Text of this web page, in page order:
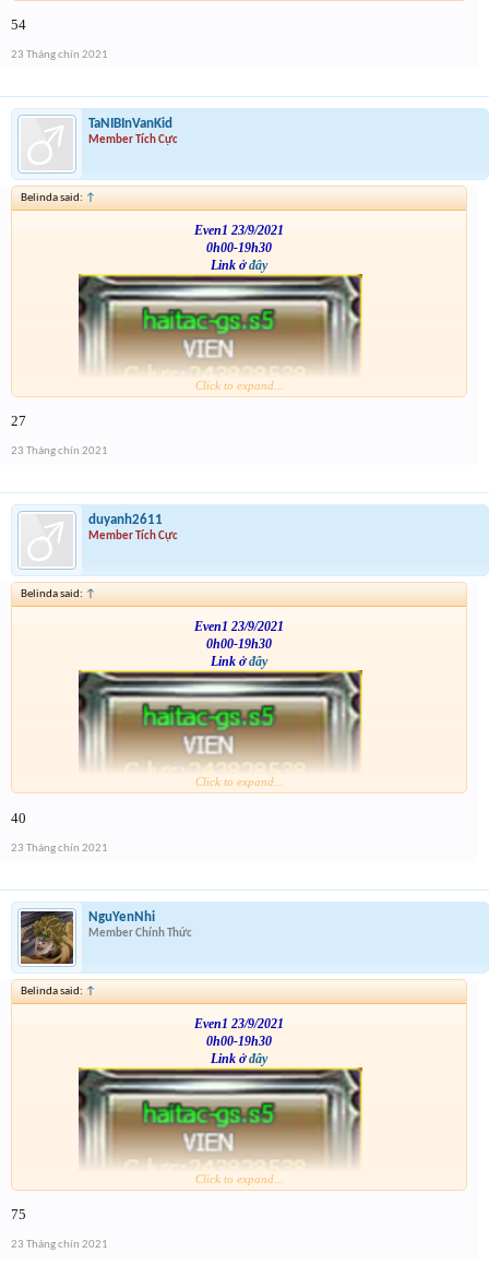
54
23 Tháng chín 2021
TaNIBInVanKid
Member Tích Cực
Belinda said: ↑
Even1 23/9/2021
0h00-19h30
Link ởđây
VS
Click to expand...
27
23 Tháng chín 2021
duyanh2611
Member Tích Cực
Belinda said: ↑
Even1 23/9/2021
0h00-19h30
Link ởđây
VS
Click to expand...
40
23 Tháng chín 2021
NguYenNhi
Member Chính Thức
Belinda said: ↑
Even1 23/9/2021
0h00-19h30
Link ởđây
VS
Click to expand...
75
23 Tháng chín 2021